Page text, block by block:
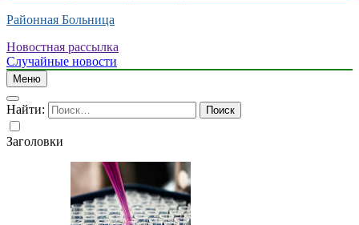
Районная Больница
Новостная рассылка
Случайные новости
Меню
Найти:
Заголовки